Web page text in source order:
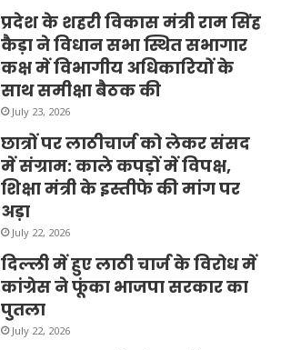
प्रदेश के शहरी विकास मंत्री राम सिंह
कैड़ा ने विधान सभा स्थित सभागार
कक्ष में विभागीय अधिकारियों के
साथ समीक्षा बैठक की
July 23, 2026
छात्रों पर लाठीचार्ज को लेकर संसद
में संग्राम: काले कपड़ों में विपक्ष,
शिक्षा मंत्री के इस्तीफे की मांग पर
अड़ा
July 22, 2026
दिल्ली में हुए लाठी चार्ज के विरोध में
कांग्रेस ने फूंका भाजपा सरकार का
पुतला
July 22, 2026